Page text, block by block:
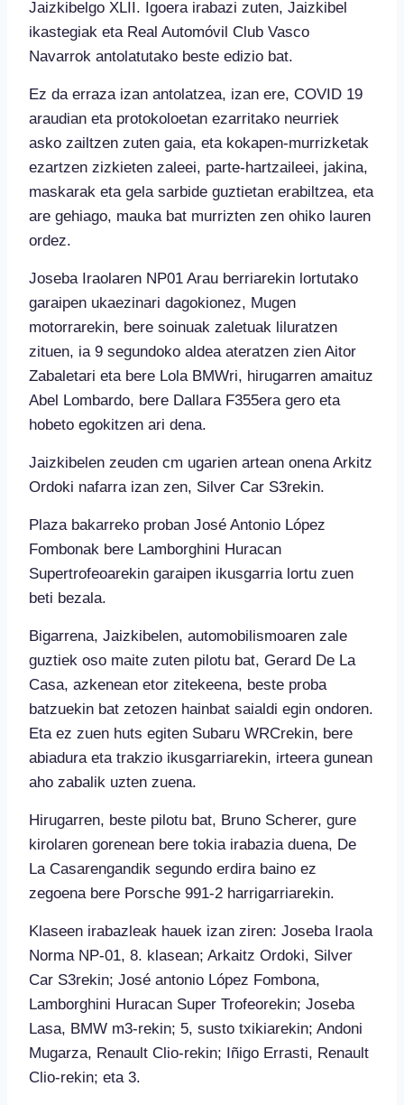
Jaizkibelgo XLII. Igoera irabazi zuten, Jaizkibel
ikastegiak eta Real Automóvil Club Vasco
Navarrok antolatutako beste edizio bat.
Ez da erraza izan antolatzea, izan ere, COVID 19
araudian eta protokoloetan ezarritako neurriek
asko zailtzen zuten gaia, eta kokapen-murrizketak
ezartzen zizkieten zaleei, parte-hartzaileei, jakina,
maskarak eta gela sarbide guztietan erabiltzea, eta
are gehiago, mauka bat murrizten zen ohiko lauren
ordez.
Joseba Iraolaren NP01 Arau berriarekin lortutako
garaipen ukaezinari dagokionez, Mugen
motorrarekin, bere soinuak zaletuak liluratzen
zituen, ia 9 segundoko aldea ateratzen zien Aitor
Zabaletari eta bere Lola BMWri, hirugarren amaituz
Abel Lombardo, bere Dallara F355era gero eta
hobeto egokitzen ari dena.
Jaizkibelen zeuden cm ugarien artean onena Arkitz
Ordoki nafarra izan zen, Silver Car S3rekin.
Plaza bakarreko proban José Antonio López
Fombonak bere Lamborghini Huracan
Supertrofeoarekin garaipen ikusgarria lortu zuen
beti bezala.
Bigarrena, Jaizkibelen, automobilismoaren zale
guztiek oso maite zuten pilotu bat, Gerard De La
Casa, azkenean etor zitekeena, beste proba
batzuekin bat zetozen hainbat saialdi egin ondoren.
Eta ez zuen huts egiten Subaru WRCrekin, bere
abiadura eta trakzio ikusgarriarekin, irteera gunean
aho zabalik uzten zuena.
Hirugarren, beste pilotu bat, Bruno Scherer, gure
kirolaren gorenean bere tokia irabazia duena, De
La Casarengandik segundo erdira baino ez
zegoena bere Porsche 991-2 harrigarriarekin.
Klaseen irabazleak hauek izan ziren: Joseba Iraola
Norma NP-01, 8. klasean; Arkaitz Ordoki, Silver
Car S3rekin; José antonio López Fombona,
Lamborghini Huracan Super Trofeorekin; Joseba
Lasa, BMW m3-rekin; 5, susto txikiarekin; Andoni
Mugarza, Renault Clio-rekin; Iñigo Errasti, Renault
Clio-rekin; eta 3.